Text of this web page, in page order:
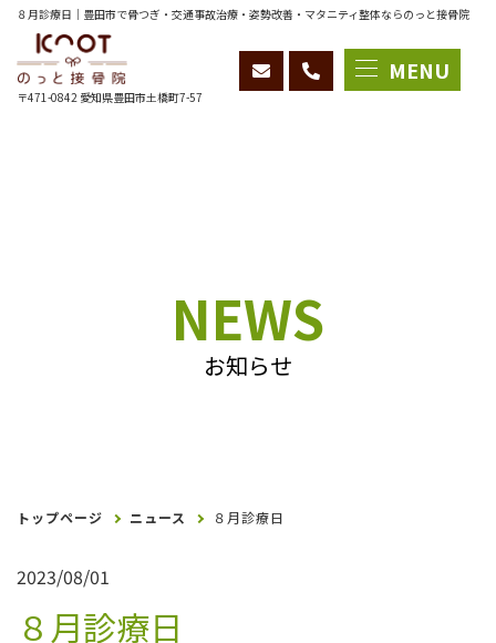
８月診療日｜豊田市で骨つぎ・交通事故治療・姿勢改善・マタニティ整体ならのっと接骨院
〒471-0842 愛知県豊田市土橋町7-57
MENU
NEWS
お知らせ
トップページ ニュース ８月診療日
2023/08/01
８月診療日